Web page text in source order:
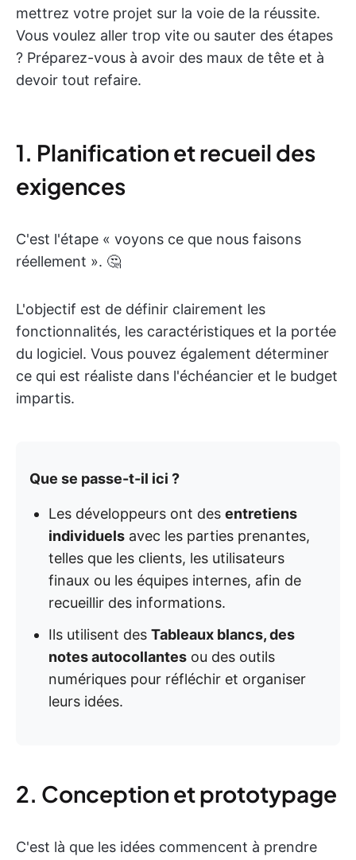
mettrez votre projet sur la voie de la réussite.
Vous voulez aller trop vite ou sauter des étapes
? Préparez-vous à avoir des maux de tête et à
devoir tout refaire.
1. Planification et recueil des
exigences
C'est l'étape « voyons ce que nous faisons
réellement ». 🤔
L'objectif est de définir clairement les
fonctionnalités, les caractéristiques et la portée
du logiciel. Vous pouvez également déterminer
ce qui est réaliste dans l'échéancier et le budget
impartis.
Que se passe-t-il ici ?
Les développeurs ont des entretiens
individuels avec les parties prenantes,
telles que les clients, les utilisateurs
finaux ou les équipes internes, afin de
recueillir des informations.
Ils utilisent des Tableaux blancs, des
notes autocollantes ou des outils
numériques pour réfléchir et organiser
leurs idées.
2. Conception et prototypage
C'est là que les idées commencent à prendre